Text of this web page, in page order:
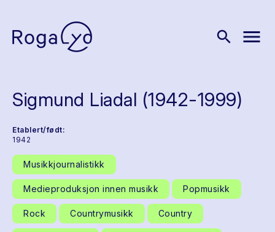
search menu
Sigmund Liadal (1942-1999)
Etablert/født:
1942
Musikkjournalistikk
Medieproduksjon innen musikk Popmusikk
Rock Countrymusikk Country